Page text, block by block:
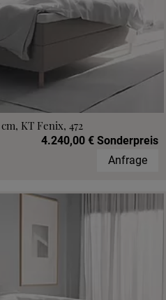
KT Fenix, 472
4.240,00 € Sonderpreis
Anfrage